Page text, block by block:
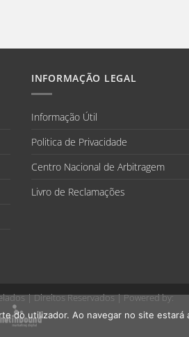
INFORMAÇÃO LEGAL
Informação Útil
Politica de Privacidade
Centro Nacional de Arbitragem
Livro de Reclamações
| Direitos Reservados | Powered by:
do utilizador. Ao navegar no site estará